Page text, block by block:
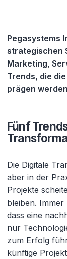
Pegasystems
strategischen
Marketing,
Trends, die
prägen
Fünf
Die Digitale
aber in der
Projekte
bleiben.
dass eine
nur
zum Erfolg
künftige